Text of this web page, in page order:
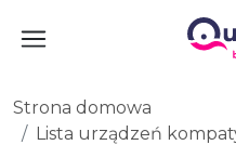
Strona domowa
Lista urządzeń